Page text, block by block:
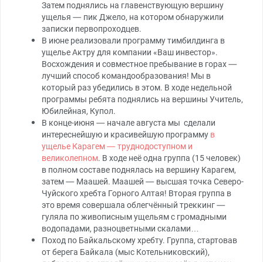
Затем поднялись на главенствующую вершину
ущелья — пик Джело, на котором обнаружили
записки первопроходцев.
В июне реализовали программу тимбилдинга в
ущелье Актру для компании «Ваш инвестор».
Восхождения и совместное пребывание в горах —
лучший способ командообразования! Мы в
который раз убедились в этом. В ходе недельной
программы ребята поднялись на вершины Учитель,
Юбилейная, Купол.
В конце-июня — начале августа мы сделали
интереснейшую и красивейшую программу в
ущелье Карагем — труднодоступном и
великолепном. В ходе неё одна группа (15 человек)
в полном составе поднялась на вершину Карагем,
затем — Маашей. Маашей — высшая точка Северо-
Чуйского хребта Горного Алтая! Вторая группа в
это время совершала облегчённый треккинг —
гуляла по живописным ущельям с громадными
водопадами, разноцветными скалами…
Поход по Байкальскому хребту. Группа, стартовав
от берега Байкала (мыс Котельниковский),